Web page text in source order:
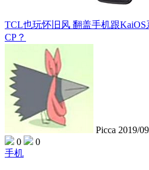
TCL也玩怀旧风 翻盖手机跟
CP？
Picca 2019/
0
0
手机